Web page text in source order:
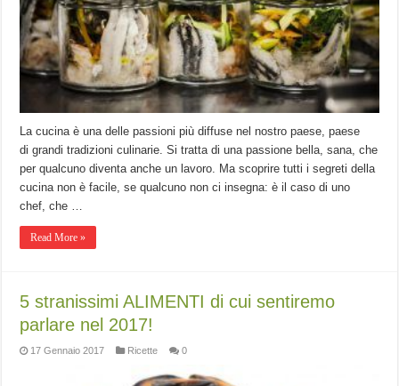
La cucina è una delle passioni più diffuse nel nostro paese, paese
di grandi tradizioni culinarie. Si tratta di una passione bella, sana, che
per qualcuno diventa anche un lavoro. Ma scoprire tutti i segreti della
cucina non è facile, se qualcuno non ci insegna: è il caso di uno
chef, che …
Read More »
5 stranissimi ALIMENTI di cui sentiremo
parlare nel 2017!
17 Gennaio 2017 Ricette 0